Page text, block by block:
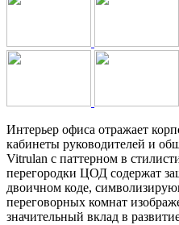
Интерьер офиса отражает
кабинеты руководителей и
Vitrulan с паттерном в
перегородки ЦОД содержат
двоичном коде,
переговорных комнат
значительный вклад в